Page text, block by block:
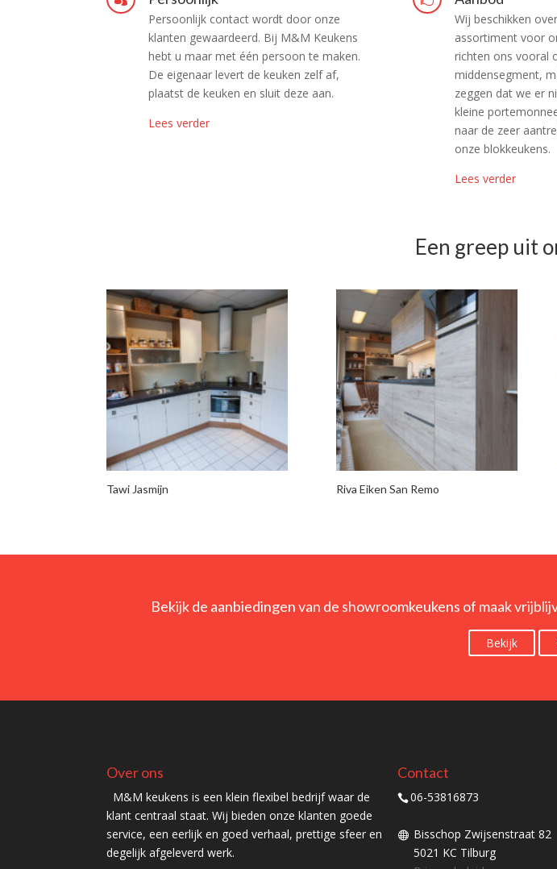
Persoonlijk contact wordt door onze
klanten gewaardeerd. Bij M&M Keukens
hebt u maar met één persoon te maken.
De eigenaar levert de keuken zelf af,
plaatst de keuken en sluit deze aan.
Lees verder
Wij beschikken
assortiment voor
richten ons vooral
middensegment,
zeggen dat we er
kleine
naar de zeer
onze blokkeukens.
Lees verder
Een greep uit
Tawi Jasmijn Riva Eiken San Remo
Bekijk de aanbiedingen van de showroomkeukens of maak
Bekijk
Over ons
M&M keukens is een klein flexibel bedrijf waar de
klant centraal staat. Wij bieden onze klanten goede
service, een eerlijk en goed verhaal, prettige sfeer en
degelijk afgeleverd werk.
Contact
06-53816873
Bisschop Zwijsenstraat 82
5021 KC Tilburg